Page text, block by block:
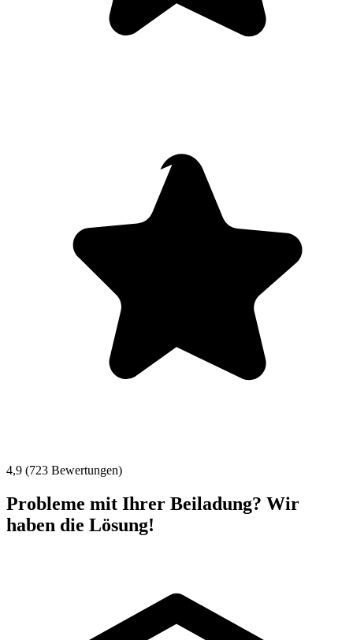
4,9 (723 Bewertungen)
Probleme mit Ihrer Beiladung? Wir
haben die Lösung!